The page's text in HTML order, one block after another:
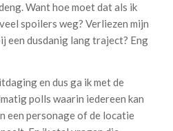
Want hoe moet dat als ik
spoilers weg? Verliezen mijn
een dusdanig lang traject? Eng
en dus ga ik met de
polls waarin iedereen kan
een personage of de locatie